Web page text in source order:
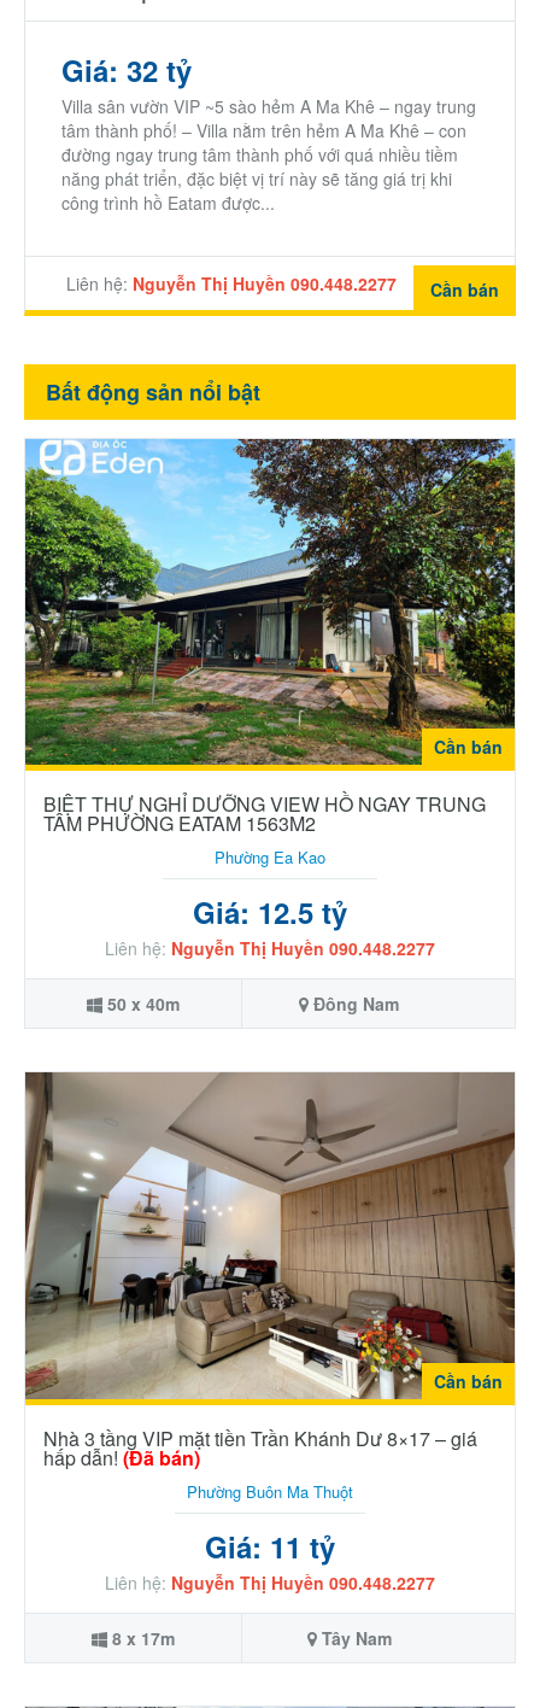
Giá: 32 tỷ
Villa sân vườn VIP ~5 sào hẻm A Ma Khê – ngay trung
tâm thành phố! – Villa nằm trên hẻm A Ma Khê – con
đường ngay trung tâm thành phố với quá nhiều tiềm
năng phát triển, đặc biệt vị trí này sẽ tăng giá trị khi
công trình hồ Eatam được...
Liên hệ: Nguyễn Thị Huyền 090.448.2277 Cần bán
Bất động sản nổi bật
Cần bán
BIỆT THỰ NGHỈ DƯỠNG VIEW HỒ NGAY TRUNG
TÂM PHƯỜNG EATAM 1563M2
Phường Ea Kao
Giá: 12.5 tỷ
Liên hệ: Nguyễn Thị Huyền 090.448.2277
50 x 40m Đông Nam
Cần bán
Nhà 3 tầng VIP mặt tiền Trần Khánh Dư 8×17 – giá
hấp dẫn! (Đã bán)
Phường Buôn Ma Thuột
Giá: 11 tỷ
Liên hệ: Nguyễn Thị Huyền 090.448.2277
8 x 17m Tây Nam